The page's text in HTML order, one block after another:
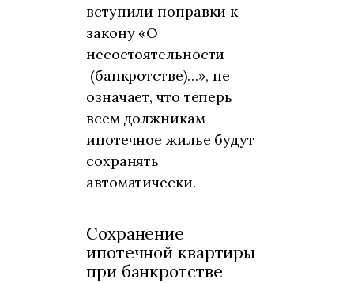
вступили поправки к
закону «О
несостоятельности
(банкротстве)…», не
означает, что теперь
всем должникам
ипотечное жилье будут
сохранять
автоматически.
Сохранение
ипотечной квартиры
при банкротстве